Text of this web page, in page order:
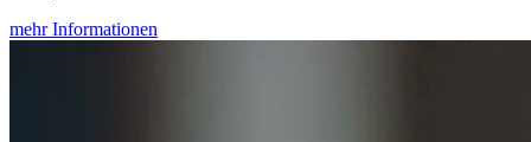
mehr Informationen